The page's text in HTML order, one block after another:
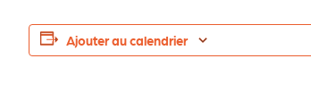
Ajouter au calendrier